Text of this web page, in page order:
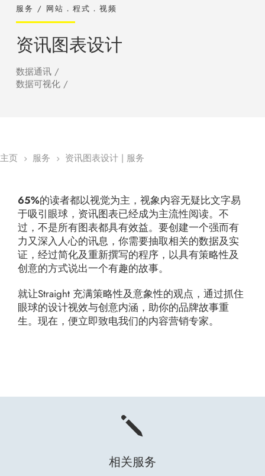
服务 / 网站．程式．视频
资讯图表设计
数据通讯 /
数据可视化 /
主页 5 服务 5 资讯图表设计 | 服务
65%的读者都以视觉为主，视象内容无疑比文字易
于吸引眼球，资讯图表已经成为主流性阅读。不
过，不是所有图表都具有效益。要创建一个强而有
力又深入人心的讯息，你需要抽取相关的数据及实
证，经过简化及重新撰写的程序，以具有策略性及
创意的方式说出一个有趣的故事。
就让Straight 充满策略性及意象性的观点，通过抓住
眼球的设计视效与创意内涵，助你的品牌故事重
生。现在，便立即致电我们的内容营销专家。
j
相关服务